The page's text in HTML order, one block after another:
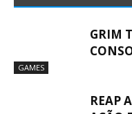
GAMES
GRIM
REAP